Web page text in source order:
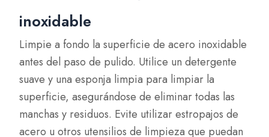
inoxidable
Limpie a fondo la superficie de acero inoxidable
antes del paso de pulido. Utilice un detergente
suave y una esponja limpia para limpiar la
superficie, asegurándose de eliminar todas las
manchas y residuos. Evite utilizar estropajos de
acero u otros utensilios de limpieza que puedan